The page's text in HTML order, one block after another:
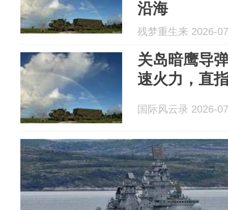
沿海
残梦重生来 2026-
关岛暗鹰导
速火力，直
国际风云录 2026-